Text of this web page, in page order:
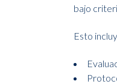
bajo
Esto